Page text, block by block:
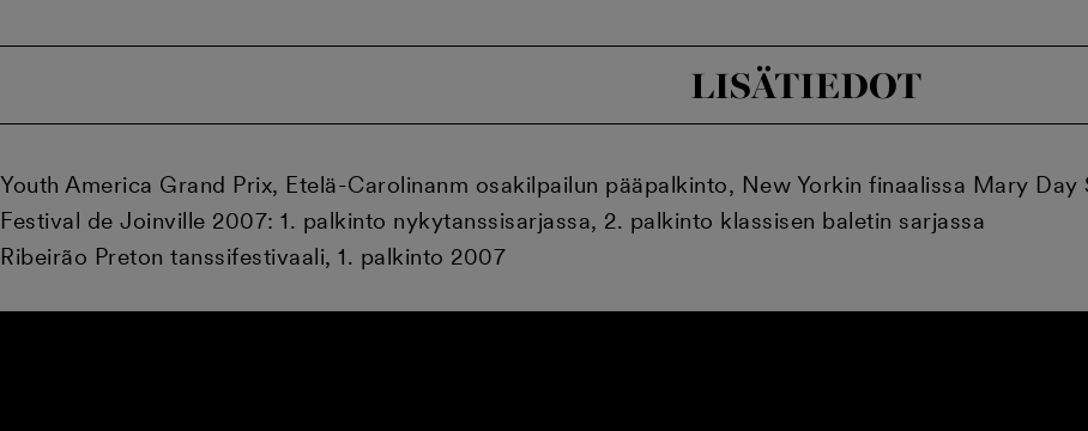
LISÄTIEDOT
Youth America Grand Prix, Etelä-Carolinanm osakilpailun pääpalkinto, New Yorkin finaalissa Mary Day
Festival de Joinville 2007: 1. palkinto nykytanssisarjassa, 2. palkinto klassisen baletin sarjassa
Ribeirão Preton tanssifestivaali, 1. palkinto 2007